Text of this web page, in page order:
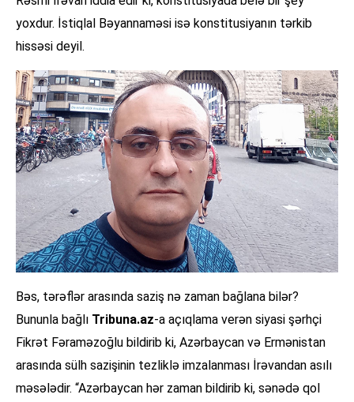
yoxdur. İstiqlal Bəyannaməsi isə konstitusiyanın tərkib
hissəsi deyil.
Bəs, tərəflər arasında saziş nə zaman bağlana bilər?
Bununla bağlı Tribuna.az-a açıqlama verən siyasi şərhçi
Fikrət Fəraməzoğlu bildirib ki, Azərbaycan və Ermənistan
arasında sülh sazişinin tezliklə imzalanması İrəvandan asılı
məsələdir. “Azərbaycan hər zaman bildirib ki, sənədə qol